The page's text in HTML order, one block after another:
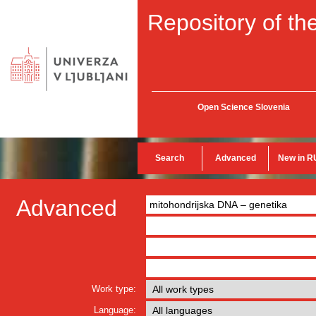
Repository of
Open Science Slovenia
Search Advanced New in
Advanced
Work type:
Language: